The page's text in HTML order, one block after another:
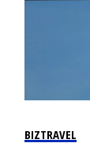
BIZTRAVEL